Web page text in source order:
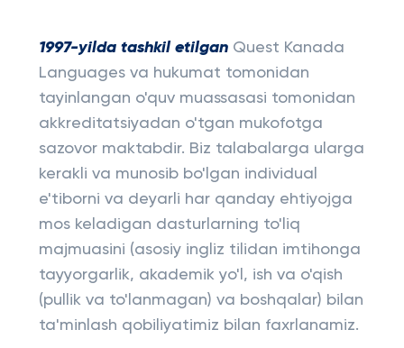
1997-yilda tashkil etilganQuest Kanada
Languages ​​va hukumat tomonidan
tayinlangan o'quv muassasasi tomonidan
akkreditatsiyadan o'tgan mukofotga
sazovor maktabdir. Biz talabalarga ularga
kerakli va munosib bo'lgan individual
e'tiborni va deyarli har qanday ehtiyojga
mos keladigan dasturlarning to'liq
majmuasini (asosiy ingliz tilidan imtihonga
tayyorgarlik, akademik yo'l, ish va o'qish
(pullik va to'lanmagan) va boshqalar) bilan
ta'minlash qobiliyatimiz bilan faxrlanamiz.